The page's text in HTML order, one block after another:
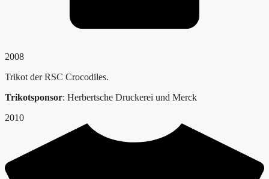
2008
Trikot der RSC Crocodiles.
Trikotsponsor: Herbertsche Druckerei und Merck
2010